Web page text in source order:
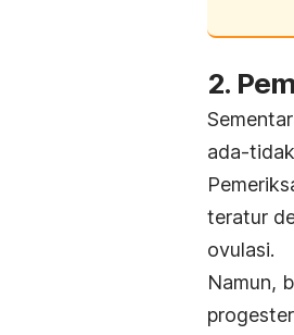
2.
ada-
teratur
ovulasi.
Namun,